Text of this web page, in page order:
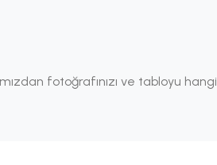
fotoğrafınızı ve tabloyu hangi